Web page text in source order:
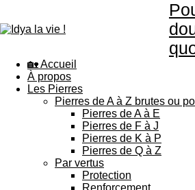
🏡 Accueil
À propos
Les Pierres
Pierres de A à Z brutes ou
Pierres de A à E
Pierres de F à J
Pierres de K à P
Pierres de Q à Z
Par vertus
Protection
Renforcement